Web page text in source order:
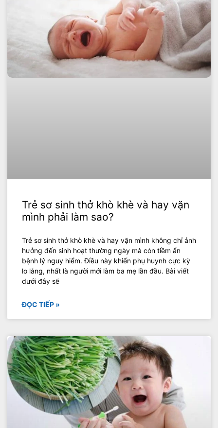
Trẻ sơ sinh thở khò khè và hay vặn
mình phải làm sao?
Trẻ sơ sinh thở khò khè và hay vặn mình không chỉ ảnh
hưởng đến sinh hoạt thường ngày mà còn tiềm ẩn
bệnh lý nguy hiểm. Điều này khiến phụ huynh cực kỳ
lo lắng, nhất là người mới làm ba mẹ lần đầu. Bài viết
dưới đây sẽ
ĐỌC TIẾP »